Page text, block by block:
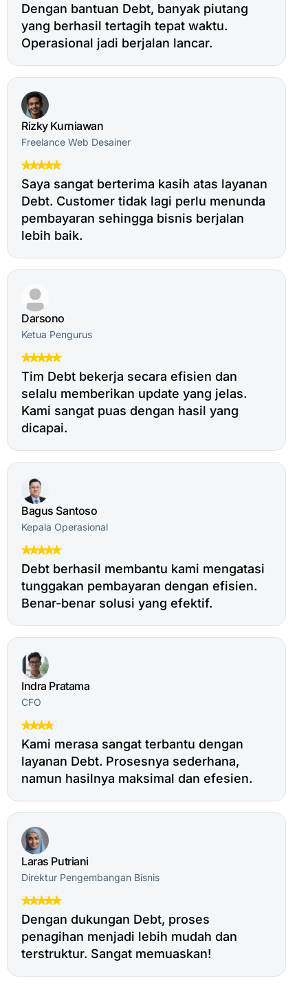
Dengan bantuan Debt, banyak piutang
yang berhasil tertagih tepat waktu.
Operasional jadi berjalan lancar.
Rizky Kurniawan
Freelance Web Desainer
Saya sangat berterima kasih atas layanan
Debt. Customer tidak lagi perlu menunda
pembayaran sehingga bisnis berjalan
lebih baik.
Darsono
Ketua Pengurus
Tim Debt bekerja secara efisien dan
selalu memberikan update yang jelas.
Kami sangat puas dengan hasil yang
dicapai.
Bagus Santoso
Kepala Operasional
Debt berhasil membantu kami mengatasi
tunggakan pembayaran dengan efisien.
Benar-benar solusi yang efektif.
Indra Pratama
CFO
Kami merasa sangat terbantu dengan
layanan Debt. Prosesnya sederhana,
namun hasilnya maksimal dan efesien.
Laras Putriani
Direktur Pengembangan Bisnis
Dengan dukungan Debt, proses
penagihan menjadi lebih mudah dan
terstruktur. Sangat memuaskan!